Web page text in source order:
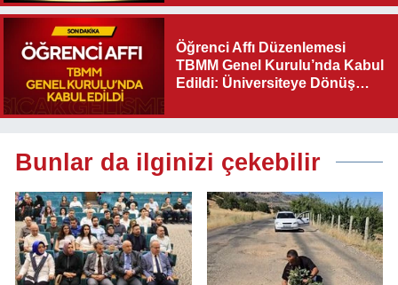
Olacak"
Öğrenci Affı Düzenlemesi
TBMM Genel Kurulu’nda Kabul
Edildi: Üniversiteye Dönüş
Bunlar da ilginizi çekebilir